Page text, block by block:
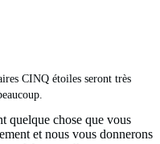
CINQ étoiles seront très
quelque chose que vous
et nous vous donnerons